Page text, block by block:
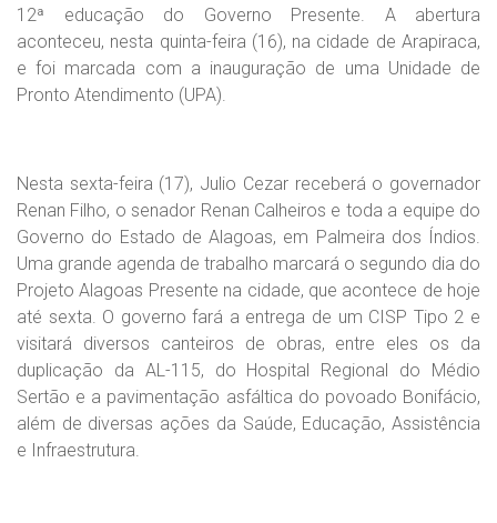
12ª educação do Governo Presente. A abertura
aconteceu, nesta quinta-feira (16), na cidade de Arapiraca,
e foi marcada com a inauguração de uma Unidade de
Pronto Atendimento (UPA).
Nesta sexta-feira (17), Julio Cezar receberá o governador
Renan Filho, o senador Renan Calheiros e toda a equipe do
Governo do Estado de Alagoas, em Palmeira dos Índios.
Uma grande agenda de trabalho marcará o segundo dia do
Projeto Alagoas Presente na cidade, que acontece de hoje
até sexta. O governo fará a entrega de um CISP Tipo 2 e
visitará diversos canteiros de obras, entre eles os da
duplicação da AL-115, do Hospital Regional do Médio
Sertão e a pavimentação asfáltica do povoado Bonifácio,
além de diversas ações da Saúde, Educação, Assistência
e Infraestrutura.